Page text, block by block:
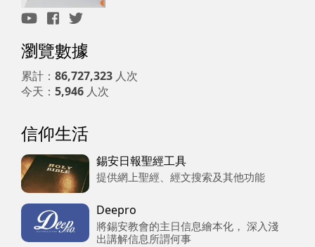
瀏覽數據
累計： 86,727,323 人次
今天： 5,946 人次
信仰生活
錫安日報聖經工具
提供網上聖經、經文搜索及其他功能
Deepro
將錫安教會的主日信息繪本化， 深入淺
出講解信息所謂何事